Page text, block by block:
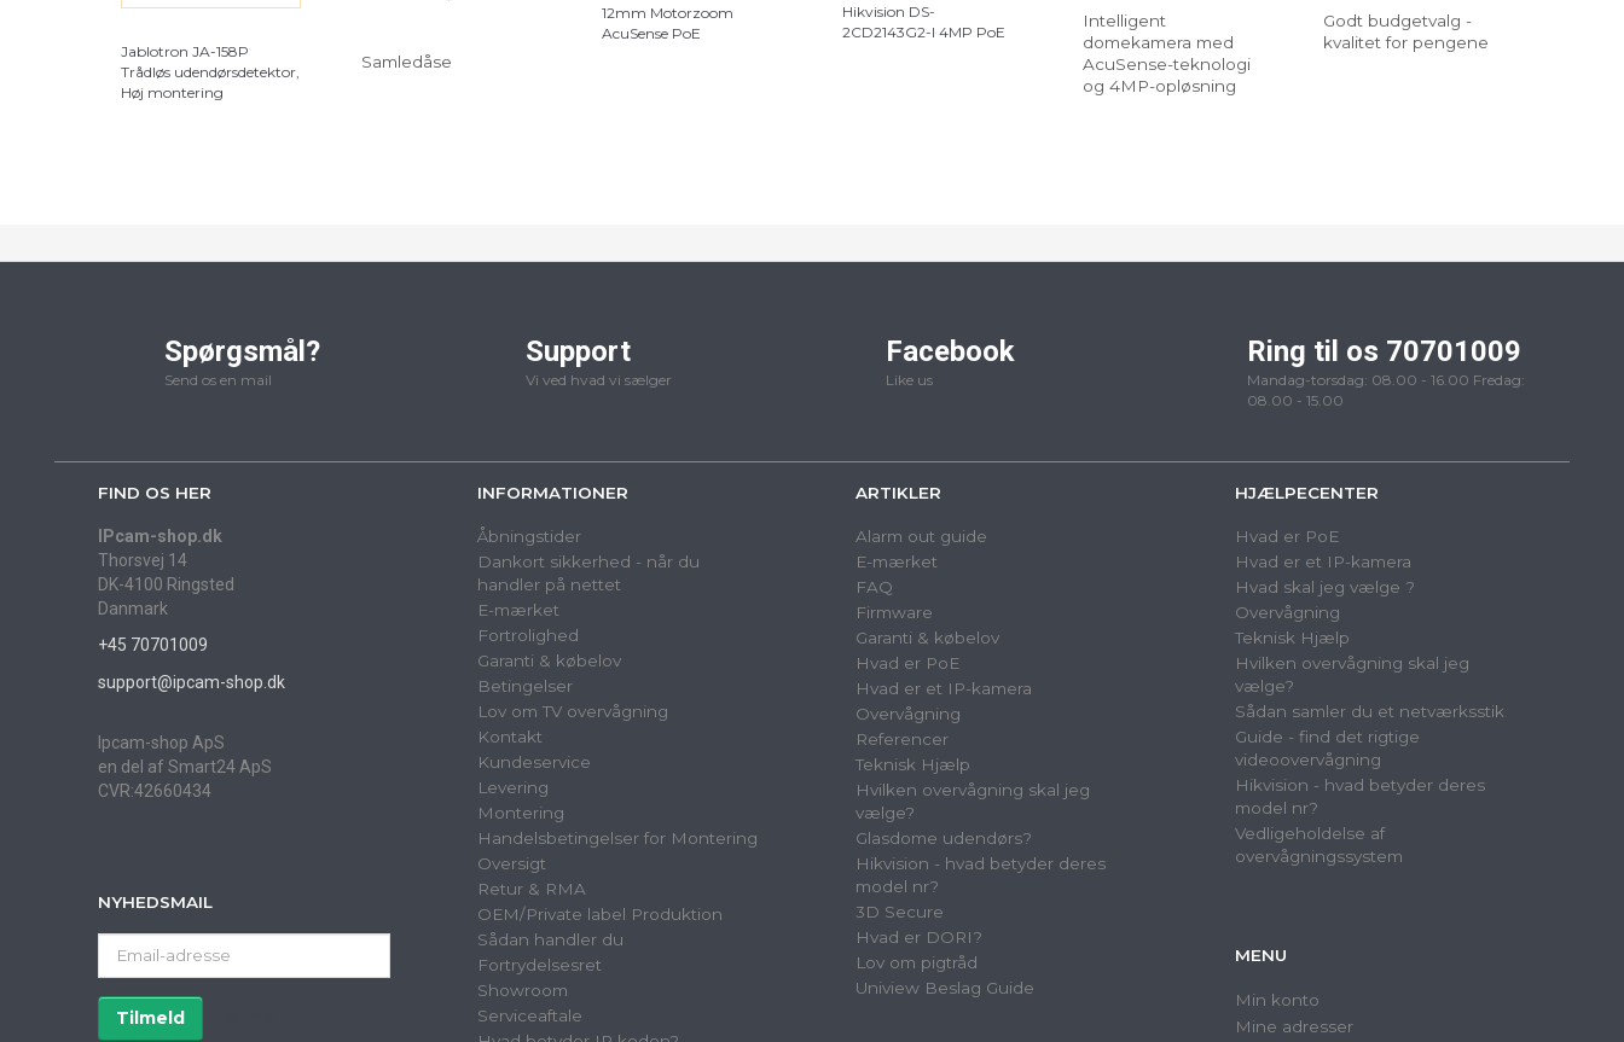
Jablotron JA-158P
Trådløs udendørsdetektor,
Høj montering
Samledåse
12mm Motorzoom
AcuSense PoE
Hikvision DS-
2CD2143G2-I 4MP PoE
Intelligent
domekamera med
AcuSense-teknologi
og 4MP-opløsning
Godt budgetvalg -
kvalitet for pengene
Spørgsmål?
Send os en mail
Support
Vi ved hvad vi sælger
Facebook
Like us
Ring til os 70701009
Mandag-torsdag: 08.00 - 16.00 Fredag:
08.00 - 15.00
FIND OS HER
IPcam-shop.dk
Thorsvej 14
DK-4100 Ringsted
Danmark
+45 70701009
support@ipcam-shop.dk
Ipcam-shop ApS
en del af Smart24 ApS
CVR:42660434
NYHEDSMAIL
adresse
Tilmeld
INFORMATIONER
Åbningstider
Dankort sikkerhed - når du
handler på nettet
E-mærket
Fortrolighed
Garanti & købelov
Betingelser
Lov om TV overvågning
Kontakt
Kundeservice
Levering
Montering
Handelsbetingelser for Montering
Oversigt
Retur & RMA
OEM/Private label Produktion
Sådan handler du
Fortrydelsesret
Showroom
Serviceaftale
ARTIKLER
Alarm out guide
E-mærket
FAQ
Firmware
Garanti & købelov
Hvad er PoE
Hvad er et IP-kamera
Overvågning
Referencer
Teknisk Hjælp
Hvilken overvågning skal jeg
vælge?
Glasdome udendørs?
Hikvision - hvad betyder deres
model nr?
3D Secure
Hvad er DORI?
Lov om pigtråd
Uniview Beslag Guide
HJÆLPECENTER
Hvad er PoE
Hvad er et IP-kamera
Hvad skal jeg vælge ?
Overvågning
Teknisk Hjælp
Hvilken overvågning skal jeg
vælge?
Sådan samler du et netværksstik
Guide - find det rigtige
videoovervågning
Hikvision - hvad betyder deres
model nr?
Vedligeholdelse af
overvågningssystem
MENU
Min konto
Mine adresser